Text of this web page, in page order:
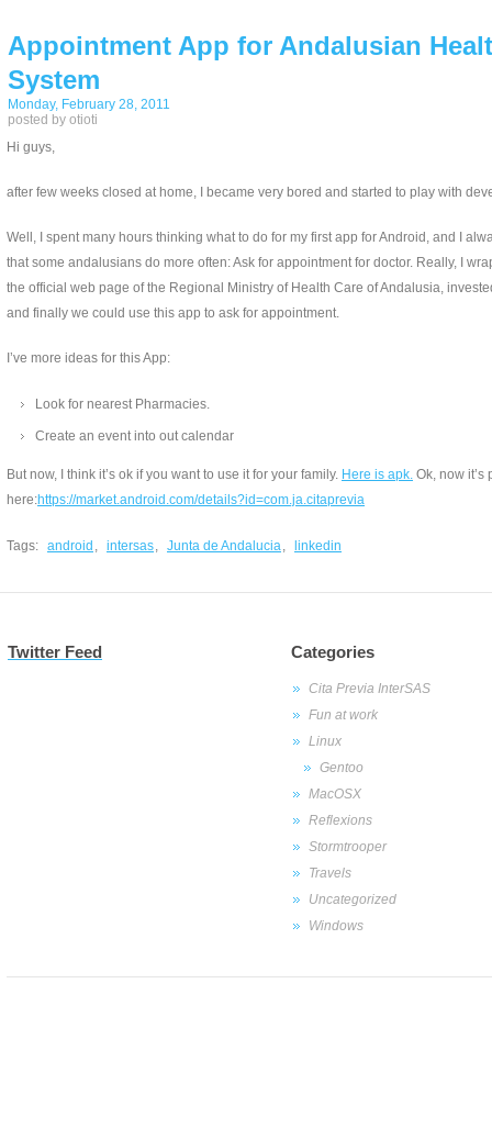
Appointment App for Andalusian
System
Monday, February 28, 2011
posted by otioti
Hi guys,
after few weeks closed at home, I became very bored and started to play with
Well, I spent many hours thinking what to do for my first app for Android, and I
that some andalusians do more often: Ask for appointment for doctor. Really, I
the official web page of the Regional Ministry of Health Care of Andalusia,
and finally we could use this app to ask for appointment.
I’ve more ideas for this App:
Look for nearest Pharmacies.
Create an event into out calendar
But now, I think it’s ok if you want to use it for your family. Here is apk. Ok, now it’s
here:https://market.android.com/details?id=com.ja.citaprevia
Tags: android , intersas, Junta de Andalucia, linkedin
Twitter Feed Categories
Cita Previa InterSAS
Fun at work
Linux
Gentoo
MacOSX
Reflexions
Stormtrooper
Travels
Uncategorized
Windows